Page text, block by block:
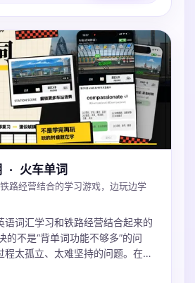
· 火车单词
路经营结合的学习游戏，边玩边学
语词汇学习和铁路经营结合起来的
的不是“背单词功能不够多”的问
程太孤立、太难坚持的问题。在